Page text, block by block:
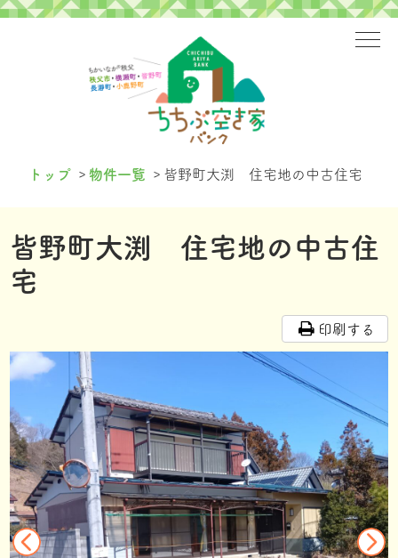
トップ > 物件一覧 > 皆野町大渕 住宅地の中古住宅
皆野町大渕 住宅地の中古住
宅
印刷する